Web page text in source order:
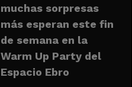
muchas sorpresas
más esperan este fin
de semana en la
Warm Up Party del
Espacio Ebro